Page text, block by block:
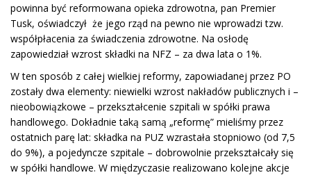
powinna być reformowana opieka zdrowotna, pan Premier
Tusk, oświadczył że jego rząd na pewno nie wprowadzi tzw.
współpłacenia za świadczenia zdrowotne. Na osłodę
zapowiedział wzrost składki na NFZ – za dwa lata o 1%.
W ten sposób z całej wielkiej reformy, zapowiadanej przez PO
zostały dwa elementy: niewielki wzrost nakładów publicznych i –
nieobowiązkowe – przekształcenie szpitali w spółki prawa
handlowego. Dokładnie taką samą „reformę” mieliśmy przez
ostatnich parę lat: składka na PUZ wzrastała stopniowo (od 7,5
do 9%), a pojedyncze szpitale – dobrowolnie przekształcały się
w spółki handlowe. W międzyczasie realizowano kolejne akcje